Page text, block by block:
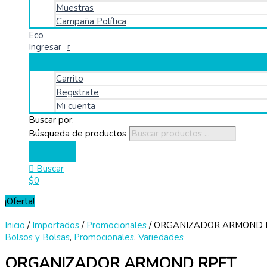
Muestras
Campaña Política
Eco
Ingresar
Carrito
Registrate
Mi cuenta
Buscar por:
Búsqueda de productos
Buscar
$0
¡Oferta!
Inicio / Importados/ Promocionales/ ORGANIZADOR ARMOND
Bolsos y Bolsas, Promocionales, Variedades